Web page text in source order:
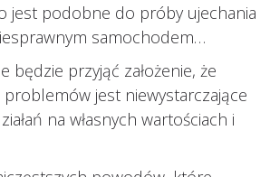
jest podobne do próby ujechania
samochodem…
będzie przyjąć założenie, że
jest niewystarczające
na własnych wartościach i